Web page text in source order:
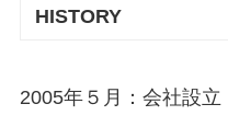
HISTORY
2005年５月：会社設立